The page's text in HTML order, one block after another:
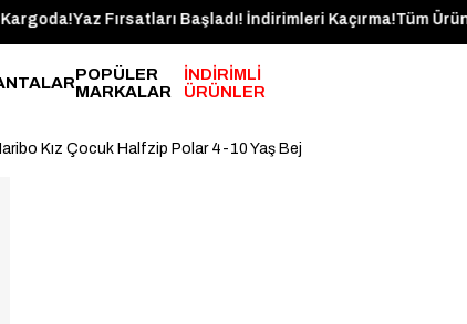
Bugün Kargoda!Yaz Fırsatları Başladı! İndirimleri Kaçırma!
POPÜLER
MARKALAR
İNDİRİMLİ
ÜRÜNLER
Kız Çocuk Halfzip Polar 4-10 Yaş Bej